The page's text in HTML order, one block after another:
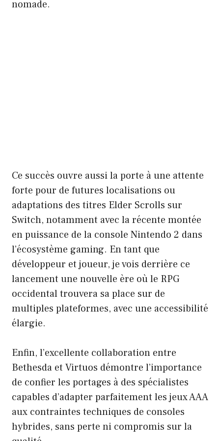
nomade.
Ce succès ouvre aussi la porte à une attente
forte pour de futures localisations ou
adaptations des titres Elder Scrolls sur
Switch, notamment avec la récente montée
en puissance de la console Nintendo 2 dans
l’écosystème gaming. En tant que
développeur et joueur, je vois derrière ce
lancement une nouvelle ère où le RPG
occidental trouvera sa place sur de
multiples plateformes, avec une accessibilité
élargie.
Enfin, l’excellente collaboration entre
Bethesda et Virtuos démontre l’importance
de confier les portages à des spécialistes
capables d’adapter parfaitement les jeux AAA
aux contraintes techniques de consoles
hybrides, sans perte ni compromis sur la